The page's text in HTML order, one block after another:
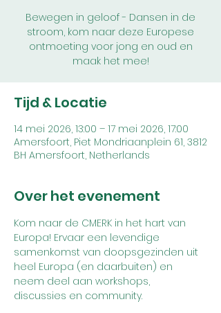
Bewegen in geloof - Dansen in de
stroom, kom naar deze Europese
ontmoeting voor jong en oud en
Tijd & Locatie
14 mei 2026, 13:00 – 17 mei 2026, 17:00
Amersfoort, Piet Mondriaanplein 61, 3812
BH Amersfoort, Netherlands
Over het evenement
Kom naar de CMERK in het hart van
Europa! Ervaar een levendige
samenkomst van doopsgezinden uit
heel Europa (en daarbuiten) en
neem deel aan workshops,
discussies en community.